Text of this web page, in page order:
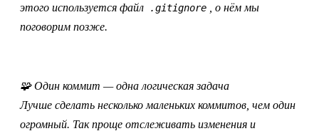
этого используется файл
.gitignore
, о нём мы
поговорим позже.
🧩Один коммит — одна логическая задача
Лучше сделать несколько маленьких коммитов, чем один
огромный. Так проще отслеживать изменения и